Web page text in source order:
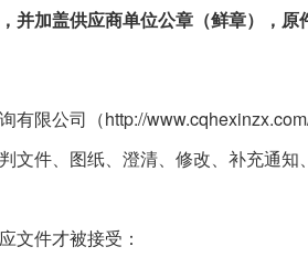
并加盖供应商单位公章（鲜章），原
有限公司（http://
文件、图纸、澄清、修改、补充通
文件才被接受：